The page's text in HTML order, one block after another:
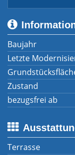
Baujahr
Letzte
Zustand
bezugsfrei ab
Terrasse